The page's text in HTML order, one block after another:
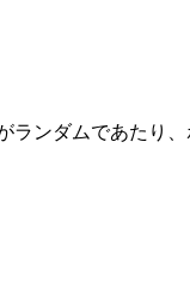
ンダムであたり、